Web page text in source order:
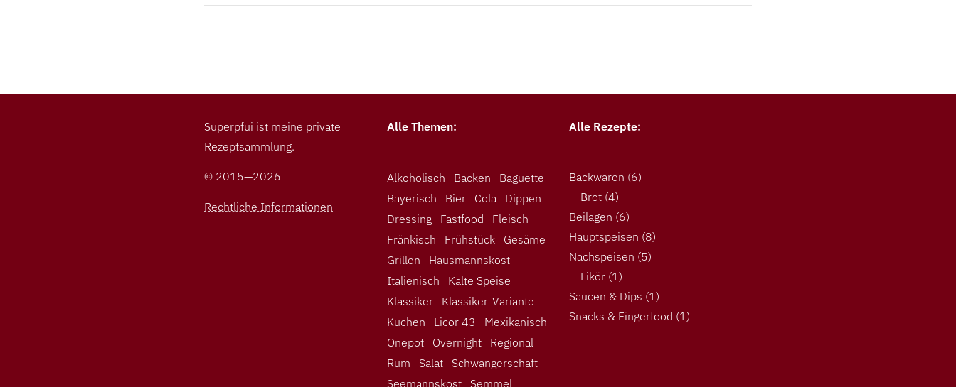
Superpfui ist meine private
Rezeptsammlung.
© 2015—2026
Rechtliche Informationen
Alle Themen:
Alkoholisch Backen
Baguette
Bayerisch
Bier Cola
Dippen
Dressing
Fastfood
Fleisch
Fränkisch
Frühstück
Gesäme
Grillen
Hausmannskost
Italienisch
Kalte Speise
Klassiker
Klassiker-Variante
Kuchen
Licor 43
Mexikanisch
Onepot
Overnight
Regional
Rum
Salat
Schwangerschaft
Seemannskost
Semmel
Alle Rezepte:
Backwaren (6)
Brot (4)
Beilagen (6)
Hauptspeisen (8)
Nachspeisen (5)
Likör (1)
Saucen & Dips (1)
Snacks & Fingerfood (1)